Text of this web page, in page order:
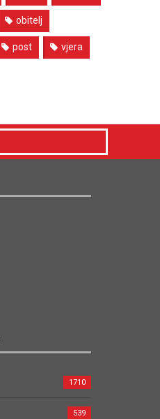
obitelj
post vjera
1710
539